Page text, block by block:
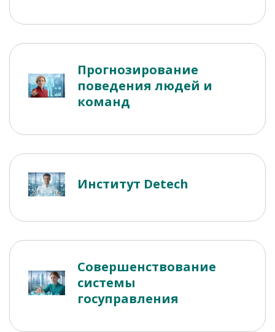
Прогнозирование
поведения людей и
команд
Институт Detech
Совершенствование
системы
госуправления